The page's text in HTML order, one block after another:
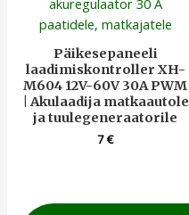
Päikesepaneeli
laadimiskontroller XH-
M604 12V-60V 30A PWM
| Akulaadija matkaautole
ja tuulegeneraatorile
7€